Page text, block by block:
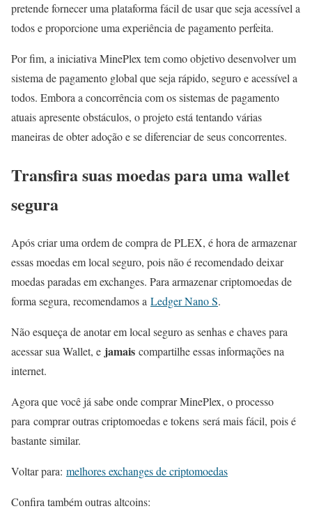
pretende fornecer uma plataforma fácil de usar que seja acessível a
todos e proporcione uma experiência de pagamento perfeita.
Por fim, a iniciativa MinePlex tem como objetivo desenvolver um
sistema de pagamento global que seja rápido, seguro e acessível a
todos. Embora a concorrência com os sistemas de pagamento
atuais apresente obstáculos, o projeto está tentando várias
maneiras de obter adoção e se diferenciar de seus concorrentes.
Transfira suas moedas para uma wallet
segura
Após criar uma ordem de compra de PLEX, é hora de armazenar
essas moedas em local seguro, pois não é recomendado deixar
moedas paradas em exchanges. Para armazenar criptomoedas de
forma segura, recomendamos a Ledger Nano S.
Não esqueça de anotar em local seguro as senhas e chaves para
acessar sua Wallet, e jamais compartilhe essas informações na
internet.
Agora que você já sabe onde comprar MinePlex, o processo
para comprar outras criptomoedas e tokens será mais fácil, pois é
bastante similar.
Voltar para: melhores exchanges de criptomoedas
Confira também outras altcoins: